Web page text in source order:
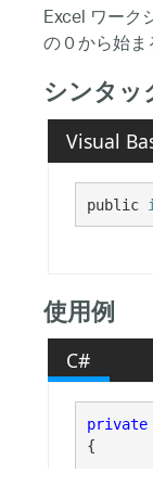
Excel ワーク
の０から始ま
シンタッ
Visual
public
使用例
C#
private
{